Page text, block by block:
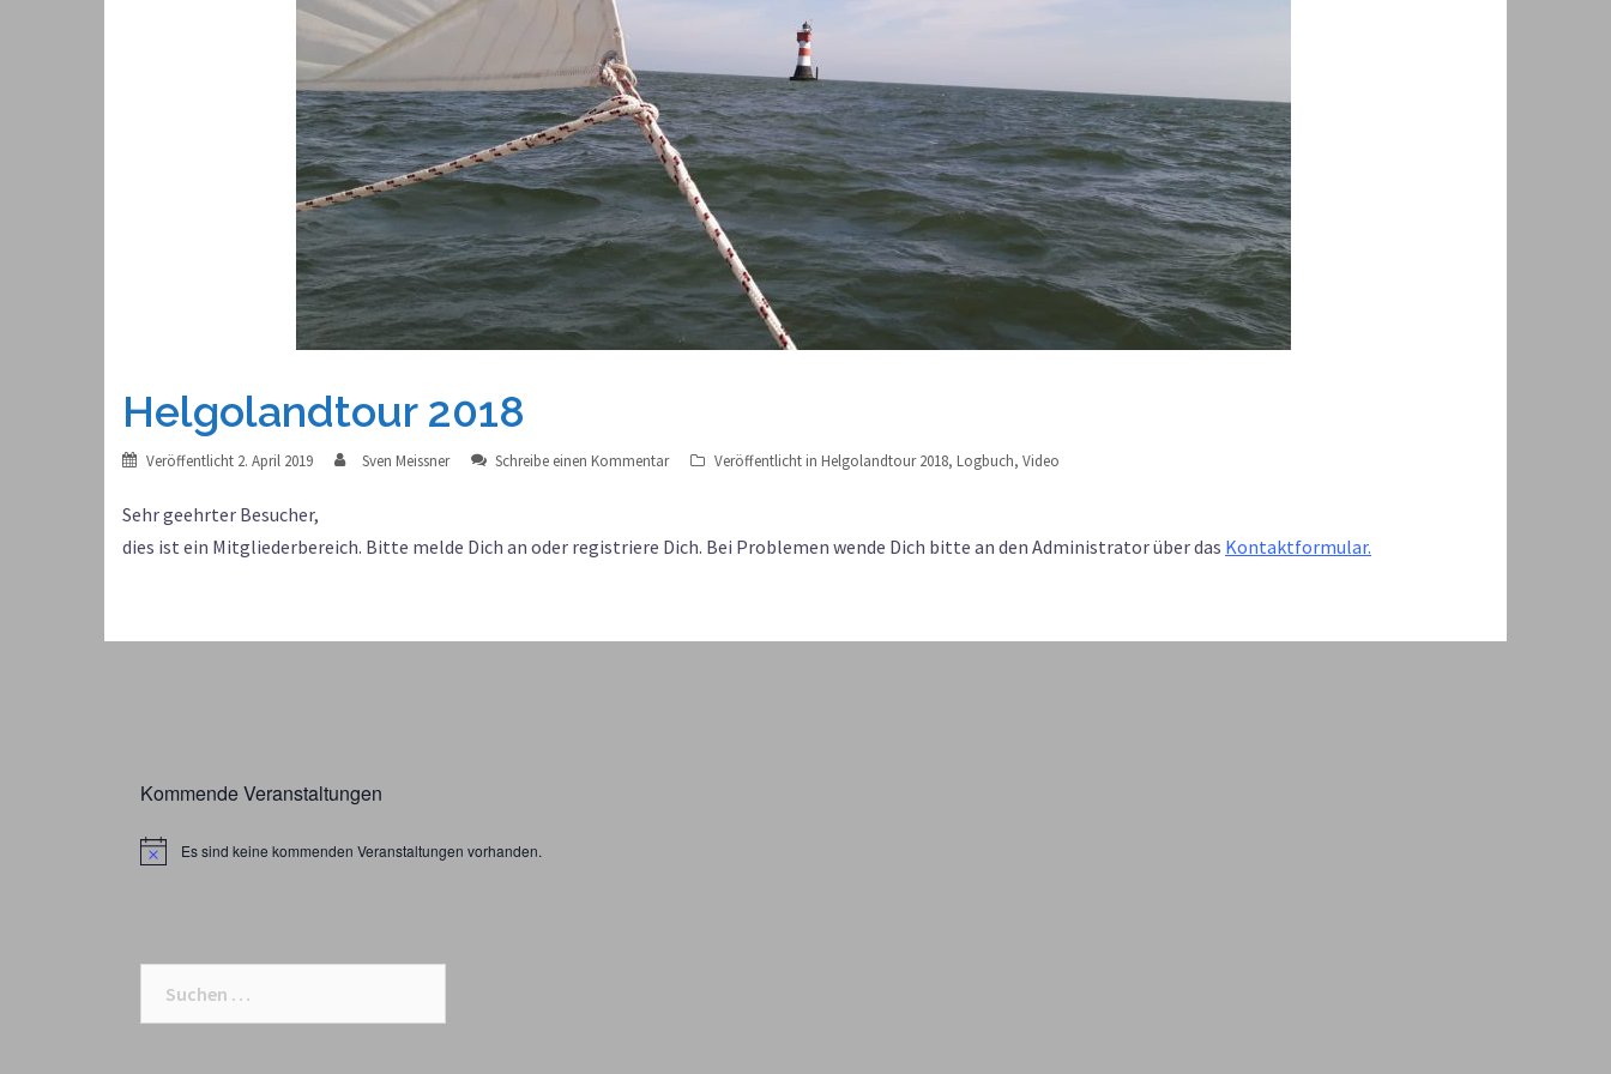
Helgolandtour 2018
Veröffentlicht 2. April 2019 Sven Meissner Schreibe einen Kommentar Veröffentlicht in Helgolandtour 2018, Logbuch, Video
Sehr geehrter Besucher,
dies ist ein Mitgliederbereich. Bitte melde Dich an oder registriere Dich. Bei Problemen wende Dich bitte an den Administrator über das Kontaktformular.
Kommende Veranstaltungen
Es sind keine kommenden Veranstaltungen vorhanden.